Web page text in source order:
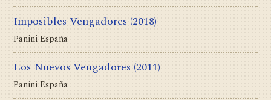
Imposibles Vengadores (2018)
Panini España
Los Nuevos Vengadores (2011)
Panini España